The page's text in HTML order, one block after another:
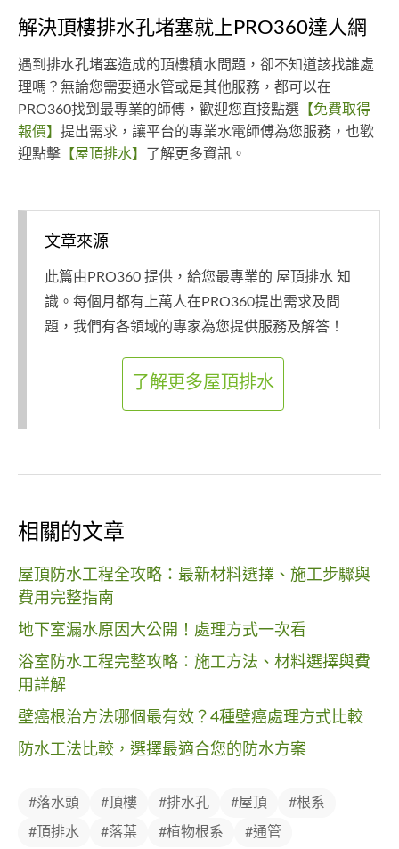
解決頂樓排水孔堵塞就上PRO360達人網
遇到排水孔堵塞造成的頂樓積水問題，卻不知道該找誰處
理嗎？無論您需要通水管或是其他服務，都可以在
PRO360找到最專業的師傅，歡迎您直接點選 【免費取得
報價】 提出需求，讓平台的專業水電師傅為您服務，也歡
迎點擊 【屋頂排水】 了解更多資訊。
文章來源
此篇由PRO360 提供，給您最專業的 屋頂排水 知
識。每個月都有上萬人在PRO360提出需求及問
題，我們有各領域的專家為您提供服務及解答！
了解更多屋頂排水
相關的文章
屋頂防水工程全攻略：最新材料選擇、施工步驟與
費用完整指南
地下室漏水原因大公開！處理方式一次看
浴室防水工程完整攻略：施工方法、材料選擇與費
用詳解
壁癌根治方法哪個最有效？4種壁癌處理方式比較
防水工法比較，選擇最適合您的防水方案
#落水頭 #頂樓 #排水孔 #屋頂 #根系
#頂排水 #落葉 #植物根系 #通管